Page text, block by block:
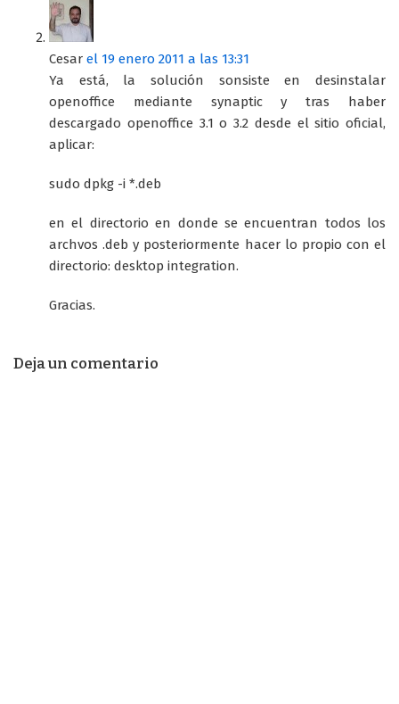
Cesar el 19 enero 2011 a las 13:31
Ya está, la solución sonsiste en desinstalar
openoffice mediante synaptic y tras haber
descargado openoffice 3.1 o 3.2 desde el sitio oficial,
aplicar:
sudo dpkg -i *.deb
en el directorio en donde se encuentran todos los
archvos .deb y posteriormente hacer lo propio con el
directorio: desktop integration.
Gracias.
Deja un comentario